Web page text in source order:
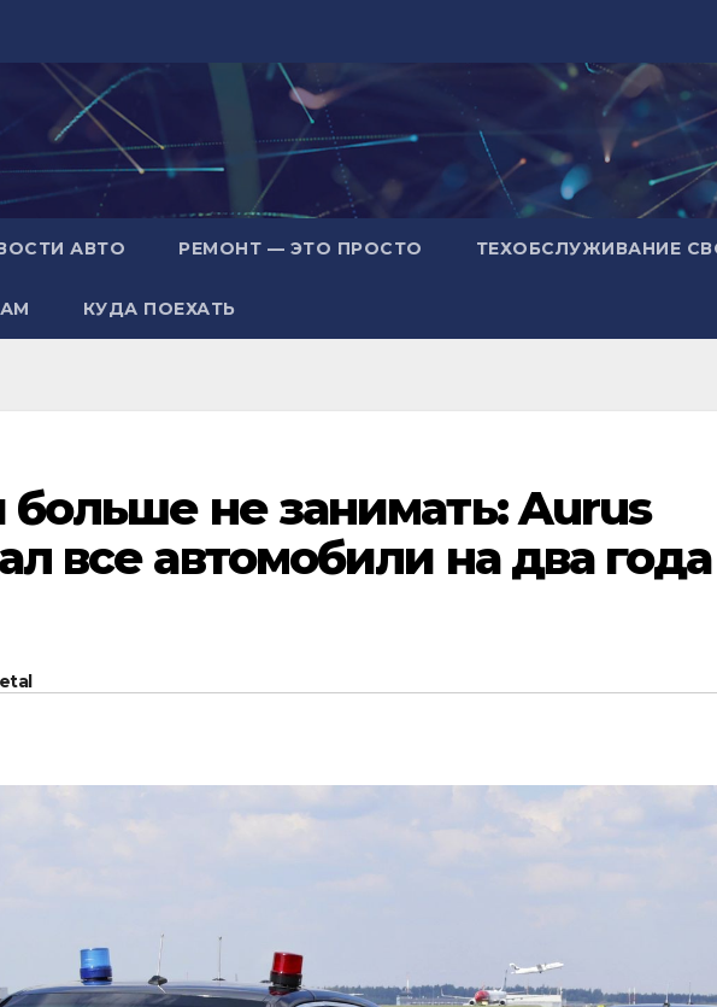
АВТО РЕМОНТ — ЭТО ПРОСТО ТЕХОБСЛУЖИВАНИЕ
КУДА ПОЕХАТЬ
не занимать: Aurus
все автомобили на два года